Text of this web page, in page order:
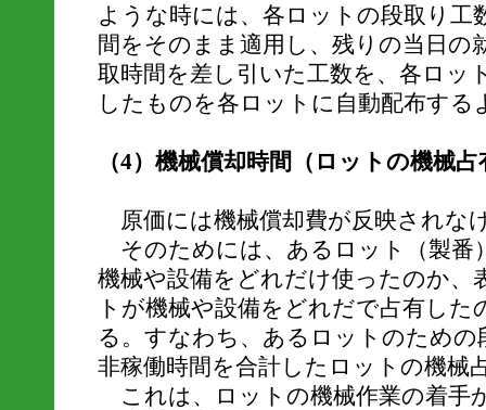
ような時には、各ロットの段取り工
間をそのまま適用し、残りの当日の
取時間を差し引いた工数を、各ロッ
したものを各ロットに自動配布する
（4）機械償却時間（ロットの機械
原価には機械償却費が反映されな
そのためには、あるロット（製番
機械や設備をどれだけ使ったのか、
トが機械や設備をどれだで占有し
る。すなわち、あるロットのための
非稼働時間を合計したロットの機械
これは、ロットの機械作業の着手